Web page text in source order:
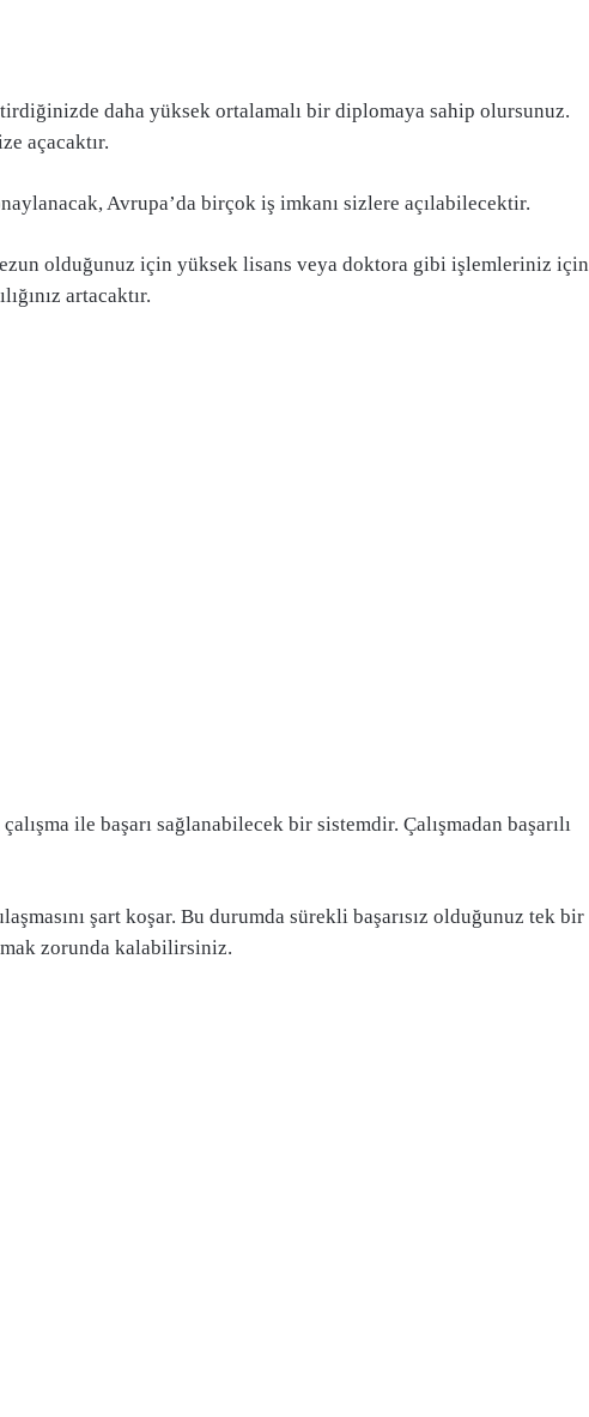
daha yüksek ortalamalı bir diplomaya sahip olursunuz.
açacaktır.
Avrupa’da birçok iş imkanı sizlere açılabilecektir.
olduğunuz için yüksek lisans veya doktora gibi işlemleriniz için
artacaktır.
ile başarı sağlanabilecek bir sistemdir. Çalışmadan başarılı
şart koşar. Bu durumda sürekli başarısız olduğunuz tek bir
zorunda kalabilirsiniz.